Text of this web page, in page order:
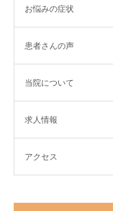
お悩みの症状
患者さんの声
当院について
求人情報
アクセス